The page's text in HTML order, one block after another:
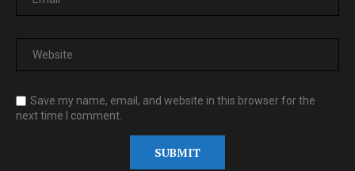
Save my name, email, and website in this browser for the
next time I comment.